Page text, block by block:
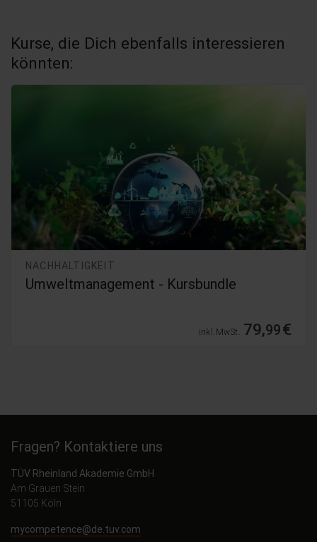
Kurse, die Dich ebenfalls interessieren
könnten:
NACHHALTIGKEIT
Umweltmanagement - Kursbundle
inkl. MwSt. 79,99€
Fragen? Kontaktiere uns
TÜV Rheinland Akademie GmbH
Am Grauen Stein
51105 Köln
mycompetence@de.tuv.com